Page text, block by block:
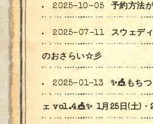
2025-10-05 予約方法
2025-07-11 スウェデ
のおさらい☆彡
2025-01-13 ✨🎪もち
ェ vol.4🎪✨ ⁡1月25日(土)・